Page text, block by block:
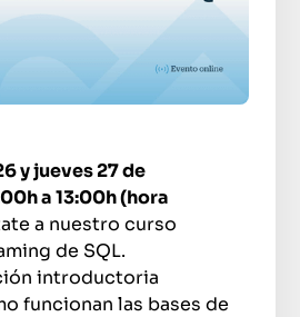
y jueves 27 de
a 13:00h (hora
a nuestro curso
de SQL.
introductoria
funcionan las bases de